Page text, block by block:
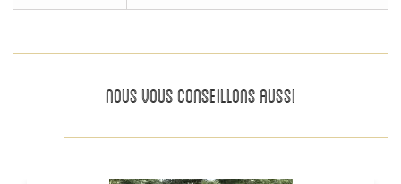
NOUS VOUS CONSEILLONS AUSSI